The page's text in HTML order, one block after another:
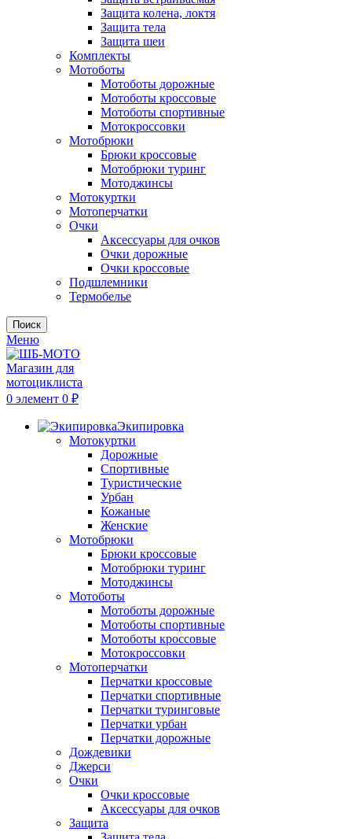
Защита колена, локтя
Защита тела
Защита шеи
Комплекты
Мотоботы
Мотоботы дорожные
Мотоботы кроссовые
Мотоботы спортивные
Мотокроссовки
Мотобрюки
Брюки кроссовые
Мотобрюки туринг
Мотоджинсы
Мотокуртки
Мотоперчатки
Очки
Аксессуары для очков
Очки дорожные
Очки кроссовые
Подшлемники
Термобелье
Поиск
Меню
0 элемент 0 ₽
Экипировка
Мотокуртки
Дорожные
Спортивные
Туристические
Урбан
Кожаные
Женские
Мотобрюки
Брюки кроссовые
Мотобрюки туринг
Мотоджинсы
Мотоботы
Мотоботы дорожные
Мотоботы спортивные
Мотоботы кроссовые
Мотокроссовки
Мотоперчатки
Перчатки кроссовые
Перчатки спортивные
Перчатки туринговые
Перчатки урбан
Перчатки дорожные
Дождевики
Джерси
Очки
Очки кроссовые
Аксессуары для очков
Защита